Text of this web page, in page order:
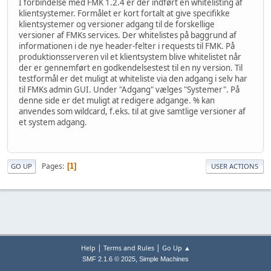
I forbindelse med FMK 1.2.4 er der indført en whitelisting af
klientsystemer. Formålet er kort fortalt at give specifikke
klientsystemer og versioner adgang til de forskellige
versioner af FMKs services. Der whitelistes på baggrund af
informationen i de nye header-felter i requests til FMK. På
produktionsserveren vil et klientsystem blive whitelistet når
der er gennemført en godkendelsestest til en ny version. Til
testformål er det muligt at whiteliste via den adgang i selv har
til FMKs admin GUI. Under "Adgang" vælges "Systemer". På
denne side er det muligt at redigere adgange. % kan
anvendes som wildcard, f.eks. til at give samtlige versioner af
et system adgang.
GO UP Pages 1 USER ACTIONS
Help | Terms and Rules| Go Up ▲
SMF 2.1.6 © 2025, Simple Machines